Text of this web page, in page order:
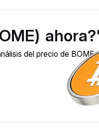
del precio de BOME